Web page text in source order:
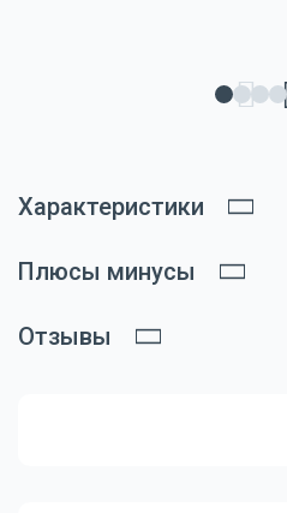
Характеристики
Плюсы минусы
Отзывы